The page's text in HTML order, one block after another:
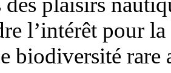
l’intérêt pour
biodiversité